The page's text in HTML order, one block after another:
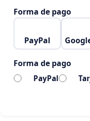
educación, espacios
bienestar social.
Porque otro Conil es
Y empieza cuando
Forma de pago
PayPal
Forma de pago
PayPal